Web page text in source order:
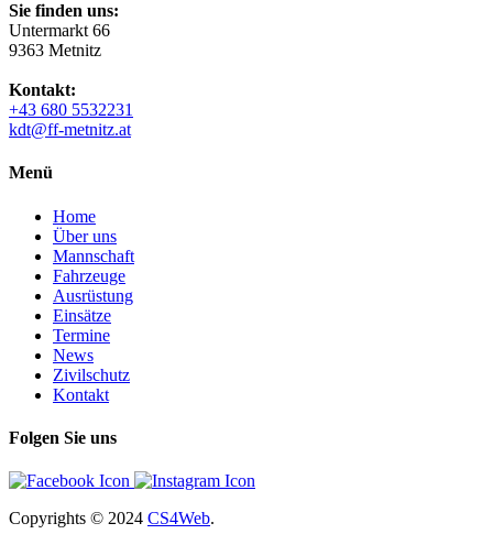
Sie finden uns:
Untermarkt 66
9363 Metnitz
Kontakt:
+43 680 5532231
kdt@ff-metnitz.at
Menü
Home
Über uns
Mannschaft
Fahrzeuge
Ausrüstung
Einsätze
Termine
News
Zivilschutz
Kontakt
Folgen Sie uns
Copyrights © 2024 CS4Web.